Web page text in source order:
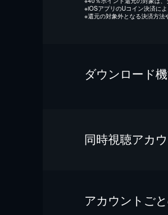
※iOSアプリのUコイン決済に
※還元の対象外となる決済方法
ダウンロード
同時視聴アカ
アカウントご